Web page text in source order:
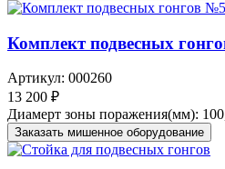
Комплект подвесных
Артикул: 000260
13 200 ₽
Диамерт зоны поражения(мм):
Заказать мишенное оборудование